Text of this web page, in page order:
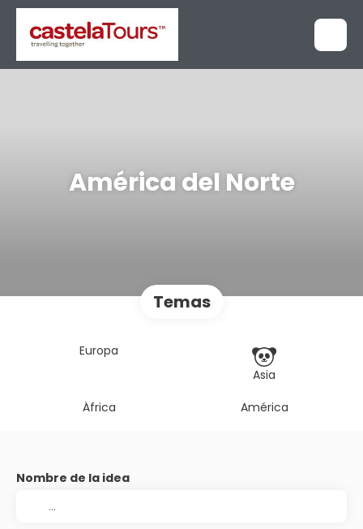
América del Norte
Temas
Europa
Asia
África
América
Nombre de la idea